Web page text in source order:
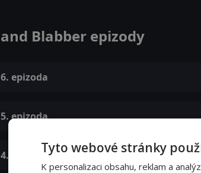
Blabber epizody
6. epizoda
5. epizoda
4. epizodaTyto webové stránky
K personalizaci obsahu, reklam a